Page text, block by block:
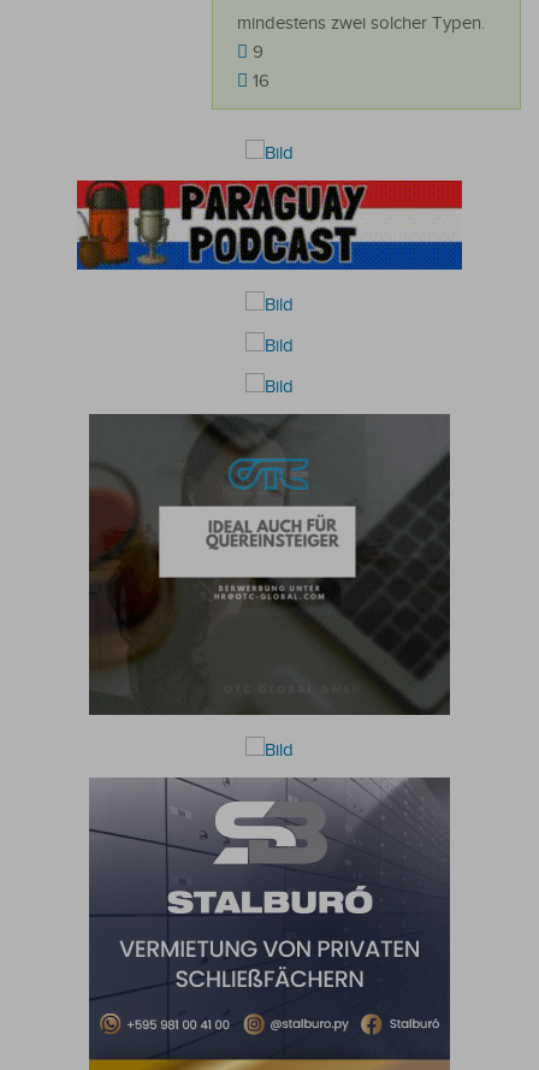
mindestens zwei solcher Typen.
9
16